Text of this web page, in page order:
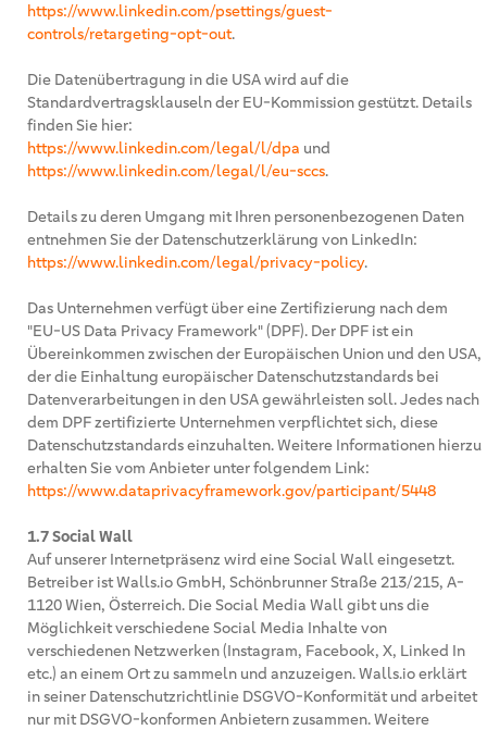
https://www.linkedin.com/psettings/guest-
controls/retargeting-opt-out.
Die Datenübertragung in die USA wird auf die
Standardvertragsklauseln der EU-Kommission gestützt. Details
finden Sie hier:
https://www.linkedin.com/legal/l/dpa und
https://www.linkedin.com/legal/l/eu-sccs.
Details zu deren Umgang mit Ihren personenbezogenen Daten
entnehmen Sie der Datenschutzerklärung von LinkedIn:
https://www.linkedin.com/legal/privacy-policy.
Das Unternehmen verfügt über eine Zertifizierung nach dem
"EU-US Data Privacy Framework" (DPF). Der DPF ist ein
Übereinkommen zwischen der Europäischen Union und den USA,
der die Einhaltung europäischer Datenschutzstandards bei
Datenverarbeitungen in den USA gewährleisten soll. Jedes nach
dem DPF zertifizierte Unternehmen verpflichtet sich, diese
Datenschutzstandards einzuhalten. Weitere Informationen hierzu
erhalten Sie vom Anbieter unter folgendem Link:
https://www.dataprivacyframework.gov/participant/5448
1.7 Social Wall
Auf unserer Internetpräsenz wird eine Social Wall eingesetzt.
Betreiber ist Walls.io GmbH, Schönbrunner Straße 213/215, A-
1120 Wien, Österreich. Die Social Media Wall gibt uns die
Möglichkeit verschiedene Social Media Inhalte von
verschiedenen Netzwerken (Instagram, Facebook, X, Linked In
etc.) an einem Ort zu sammeln und anzuzeigen. Walls.io erklärt
in seiner Datenschutzrichtlinie DSGVO-Konformität und arbeitet
nur mit DSGVO-konformen Anbietern zusammen. Weitere